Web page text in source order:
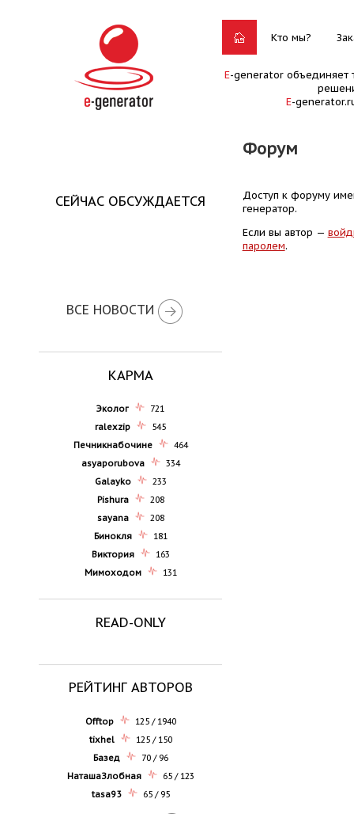
Кто мы?
E-generator объединяет
E-
Форум
СЕЙЧАС ОБСУЖДАЕТСЯ
ВСЕ НОВОСТИ
КАРМА
Эколог
721
ralexzip
545
Печникнабочине
464
asyaporubova
334
Galayko
233
Pishura
208
sayana
208
Бинокля
181
Виктория
163
Мимоходом
131
READ-ONLY
РЕЙТИНГ АВТОРОВ
Offtop
125 / 1940
tixhel
125 / 150
Базед
70 / 96
НаташаЗлобная
65 / 123
tasa93
65 / 95
Доступ к форуму
генератор.
Если вы автор —
паролем.